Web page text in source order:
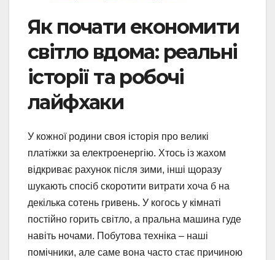
Як почати економити
світло вдома: реальні
історії та робочі
лайфхаки
У кожної родини своя історія про великі
платіжки за електроенергію. Хтось із жахом
відкриває рахунок після зими, інші щоразу
шукають спосіб скоротити витрати хоча б на
декілька сотень гривень. У когось у кімнаті
постійно горить світло, а пральна машина гуде
навіть ночами. Побутова техніка – наші
помічники, але саме вона часто стає причиною